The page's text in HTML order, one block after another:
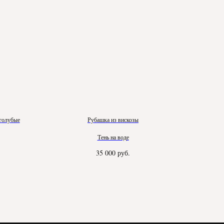
Рубашка из вискозы
Тень на воде
35 000 руб.